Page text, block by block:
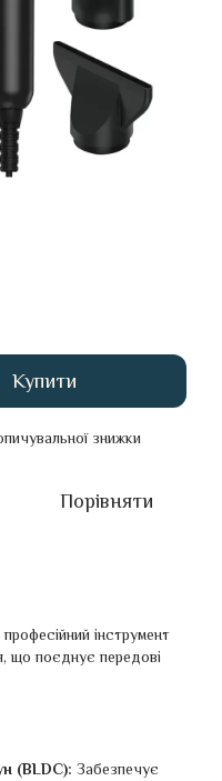
Купити
знижки
Порівняти
інструмент
що поєднує передові
(BLDC): Забезпечує